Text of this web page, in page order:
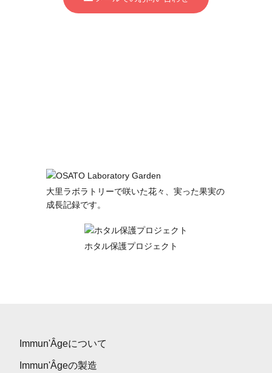
大里ラボラトリーで咲いた花々、実った果実の
成長記録です。
ホタル保護プロジェクト
Immun'Âgeについて
Immun'Âgeの製造